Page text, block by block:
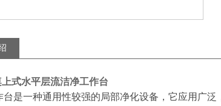
上式水平层流洁净工作台
是一种通用性较强的局部净化设备，它应用广泛